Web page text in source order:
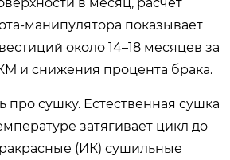
манипулятора показывает
около 14–18 месяцев за
и снижения процента брака.
про сушку. Естественная сушка
затягивает цикл до
(ИК) сушильные